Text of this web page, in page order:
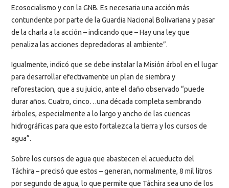
Ecosocialismo y con la GNB. Es necesaria una acción más
contundente por parte de la Guardia Nacional Bolivariana y pasar
de la charla a la acción – indicando que – Hay una ley que
penaliza las acciones depredadoras al ambiente”.
Igualmente, indicó que se debe instalar la Misión árbol en el lugar
para desarrollar efectivamente un plan de siembra y
reforestacion, que a su juicio, ante el daño observado “puede
durar años. Cuatro, cinco…una década completa sembrando
árboles, especialmente a lo largo y ancho de las cuencas
hidrográficas para que esto fortalezca la tierra y los cursos de
agua”.
Sobre los cursos de agua que abastecen el acueducto del
Táchira – precisó que estos – generan, normalmente, 8 mil litros
por segundo de agua, lo que permite que Táchira sea uno de los